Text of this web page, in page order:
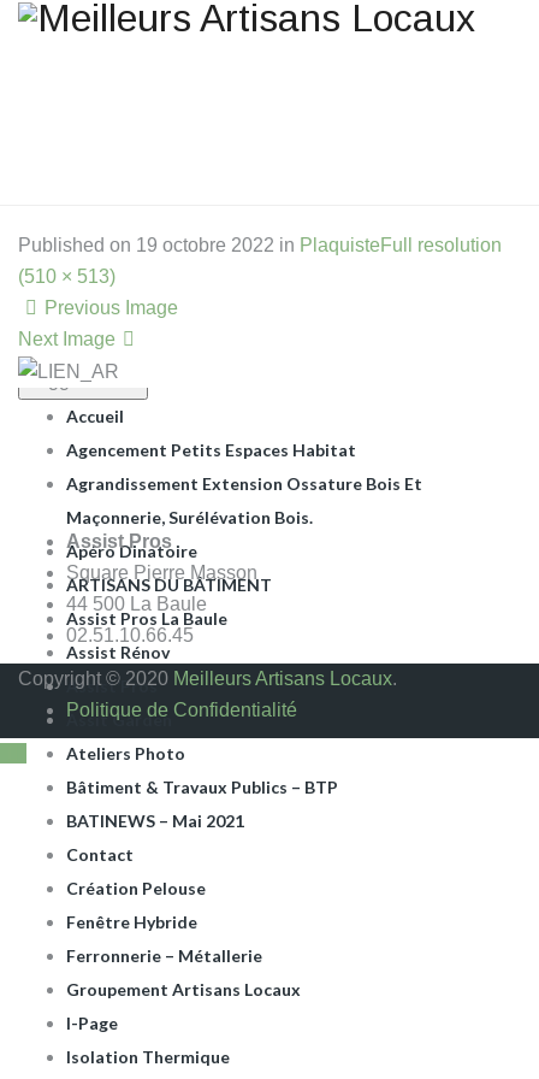
.
Toggle Menu
Accueil
Agencement Petits Espaces Habitat
Agrandissement Extension Ossature Bois Et
Maçonnerie, Surélévation Bois.
Apéro Dinatoire
ARTISANS DU BÂTIMENT
Assist Pros La Baule
Assist Rénov
Assist’Pros
Assit Garden
Ateliers Photo
Bâtiment & Travaux Publics – BTP
BATINEWS – Mai 2021
Contact
Création Pelouse
Fenêtre Hybride
Ferronnerie – Métallerie
Groupement Artisans Locaux
I-Page
Isolation Thermique
Published on 19 octobre 2022 in PlaquisteFull resolution
(510 × 513)
Previous Image
Next Image
Assist Pros
Square Pierre Masson
44 500 La Baule
02.51.10.66.45
Copyright © 2020 Meilleurs Artisans Locaux.
Politique de Confidentialité
Une question ? Un